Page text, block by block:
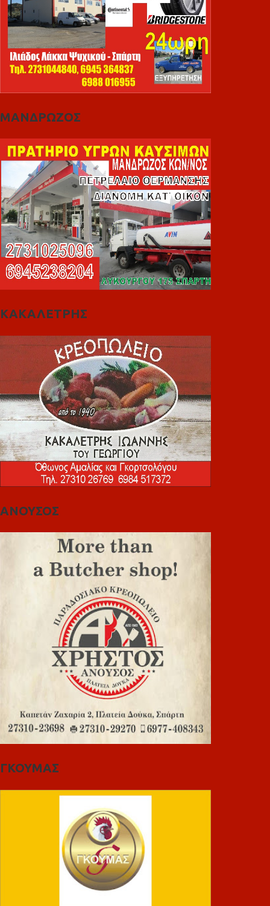
ΜΑΝΔΡΩΖΟΣ
ΚΑΚΑΛΕΤΡΗΣ
ΑΝΟΥΣΟΣ
ΓΚΟΥΜΑΣ